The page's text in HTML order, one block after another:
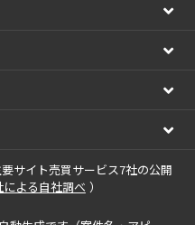
サイト売買サービス7社の公開
よる自社調べ ）